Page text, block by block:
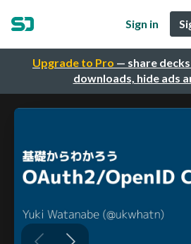
Upgrade to Pro — share
downloads, hide ads
Sign in